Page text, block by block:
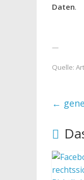
Daten.
—
Quelle:
←